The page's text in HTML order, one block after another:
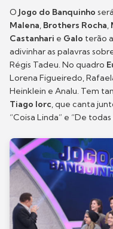
O Jogo do Banquinho
Malena, Brothers Rocha,
Castanhari e Galo terão
adivinhar as palavras
Régis Tadeu. No quadro
Lorena Figueiredo,
Heinklein e Analu. Tem
Tiago Iorc, que canta
“Coisa Linda” e “De todas